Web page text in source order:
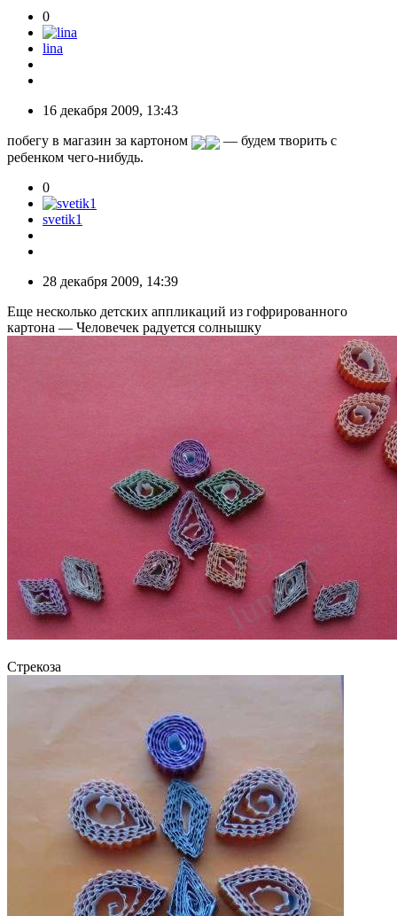
0
lina
16 декабря 2009, 13:43
побегу в магазин за картоном
— будем творить с
ребенком чего-нибудь.
0
svetik1
28 декабря 2009, 14:39
Еще несколько детских аппликаций из гофрированного
картона — Человечек радуется солнышку
Стрекоза